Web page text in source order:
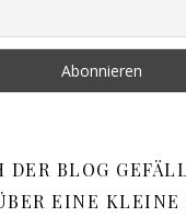
DER BLOG
EINE KLEINE